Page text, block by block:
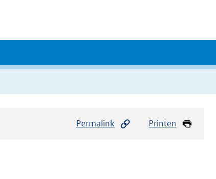
Permalink Printen